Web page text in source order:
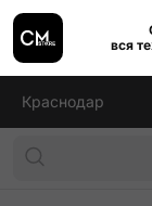
вся
Краснодар